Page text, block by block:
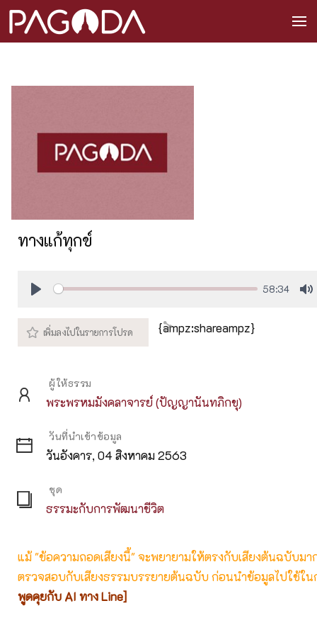
ทางแก้ทุกข์
58:34
{ampz:shareampz}
ผู้ให้ธรรม
พระพรหมมังคลาจารย์ (ปัญญานันทภิกขุ)
วันที่นำเข้าข้อมูล
วันอังคาร, 04 สิงหาคม 2563
ชุด
ธรรมะกับการพัฒนาชีวิต
แม้ "ข้อความถอดเสียงนี้" จะพยายามให้ตรงกับเสียงต้นฉบับม
ตรวจสอบกับเสียงธรรมบรรยายต้นฉบับ ก่อนนำข้อมูลไปใช้ใน
พูดคุยกับ AI ทาง Line]